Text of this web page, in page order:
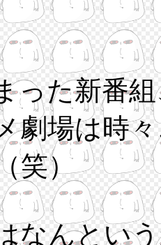
った新番
劇場は時
笑）
なんとい